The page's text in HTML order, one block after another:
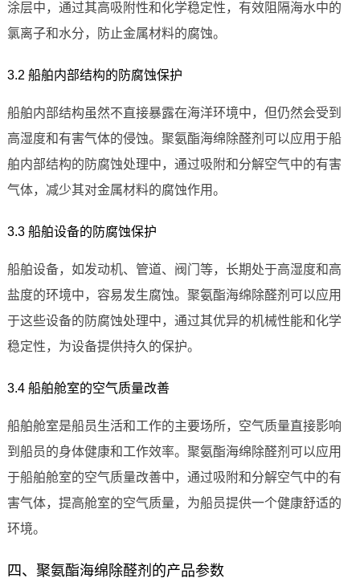
涂层中，通过其高吸附性和化学稳定性，有效阻隔海水中的
氯离子和水分，防止金属材料的腐蚀。
3.2 船舶内部结构的防腐蚀保护
船舶内部结构虽然不直接暴露在海洋环境中，但仍然会受到
高湿度和有害气体的侵蚀。聚氨酯海绵除醛剂可以应用于船
舶内部结构的防腐蚀处理中，通过吸附和分解空气中的有害
气体，减少其对金属材料的腐蚀作用。
3.3 船舶设备的防腐蚀保护
船舶设备，如发动机、管道、阀门等，长期处于高湿度和高
盐度的环境中，容易发生腐蚀。聚氨酯海绵除醛剂可以应用
于这些设备的防腐蚀处理中，通过其优异的机械性能和化学
稳定性，为设备提供持久的保护。
3.4 船舶舱室的空气质量改善
船舶舱室是船员生活和工作的主要场所，空气质量直接影响
到船员的身体健康和工作效率。聚氨酯海绵除醛剂可以应用
于船舶舱室的空气质量改善中，通过吸附和分解空气中的有
害气体，提高舱室的空气质量，为船员提供一个健康舒适的
环境。
四、聚氨酯海绵除醛剂的产品参数